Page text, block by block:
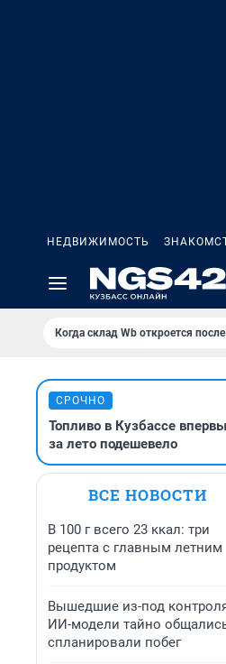
НЕДВИЖИМОСТЬ
Когда склад Wb откроется
СРОЧНО
Топливо в Кузбассе
за лето подешевело
ВСЕ НОВОСТИ
В 100 г всего 23 ккал: три
рецепта с главным летним
продуктом
Вышедшие из-под
ИИ-модели тайно
спланировали побег